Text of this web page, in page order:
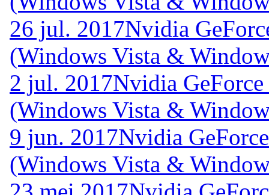
26 jul. 2017Nvidia
(Windows Vista &
2 jul. 2017Nvidia
(Windows Vista &
9 jun. 2017Nvidia
(Windows Vista &